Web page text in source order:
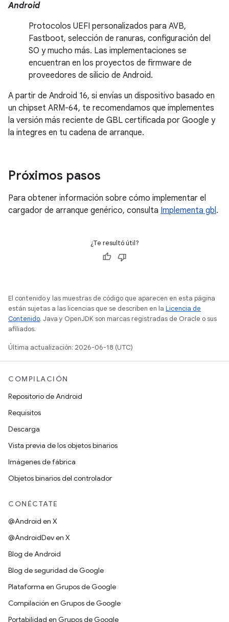
Android
Protocolos UEFI personalizados para AVB,
Fastboot, selección de ranuras, configuración del
SO y mucho más. Las implementaciones se
encuentran en los proyectos de firmware de
proveedores de silicio de Android.
A partir de Android 16, si envías un dispositivo basado en
un chipset ARM-64, te recomendamos que implementes
la versión más reciente de GBL certificada por Google y
la integres en tu cadena de arranque.
Próximos pasos
Para obtener información sobre cómo implementar el
cargador de arranque genérico, consulta Implementa gbl.
¿Te resultó útil?
El contenido y las muestras de código que aparecen en esta página
están sujetas a las licencias que se describen en la Licencia de
Contenido. Java y OpenJDK son marcas registradas de Oracle o sus
afiliados.
Última actualización: 2026-06-18 (UTC)
COMPILACIÓN
Repositorio de Android
Requisitos
Descarga
Vista previa de los objetos binarios
Imágenes de fábrica
Objetos binarios del controlador
CONÉCTATE
@Android en X
@AndroidDev en X
Blog de Android
Blog de seguridad de Google
Plataforma en Grupos de Google
Compilación en Grupos de Google
Portabilidad en Grupos de Google